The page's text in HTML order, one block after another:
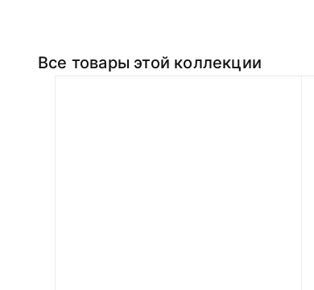
Все товары этой коллекции